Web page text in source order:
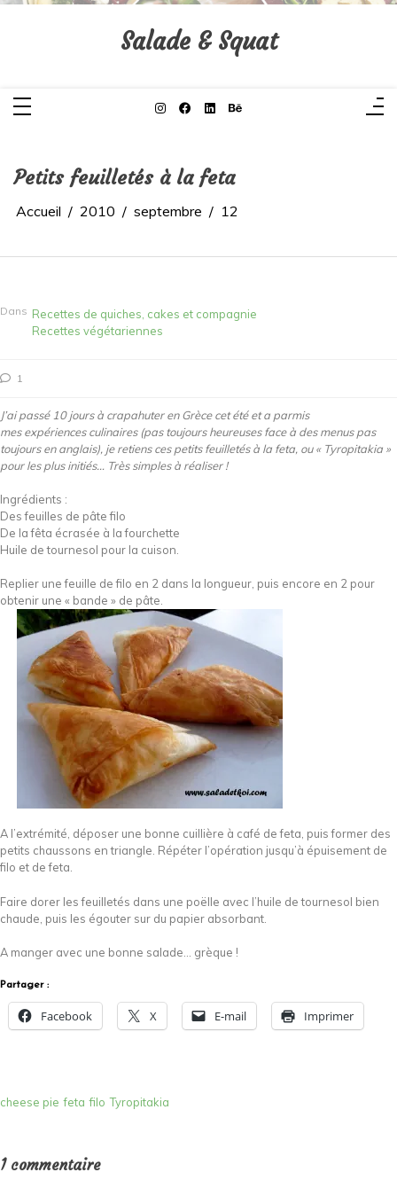
Aller
Salade & Squat
Petits feuilletés à la feta
Accueil 2010 septembre 12
Dans Recettes de quiches, cakes et compagnie
Recettes végétariennes
1
J’ai passé 10 jours à crapahuter en Grèce cet été et a parmis
mes expériences culinaires (pas toujours heureuses face à des menus pas
toujours en anglais), je retiens ces petits feuilletés à la feta, ou « Tyropitakia »
pour les plus initiés… Très simples à réaliser !
Ingrédients :
Des feuilles de pâte filo
De la fêta écrasée à la fourchette
Huile de tournesol pour la cuison.
Replier une feuille de filo en 2 dans la longueur, puis encore en 2 pour
obtenir une « bande » de pâte.
A l’extrémité, déposer une bonne cuillière à café de feta, puis former des
petits chaussons en triangle. Répéter l’opération jusqu’à épuisement de
filo et de feta.
Faire dorer les feuilletés dans une poëlle avec l’huile de tournesol bien
chaude, puis les égouter sur du papier absorbant.
A manger avec une bonne salade… grèque !
Partager :
Facebook X E-mail Imprimer
cheese pie feta filo Tyropitakia
1 commentaire